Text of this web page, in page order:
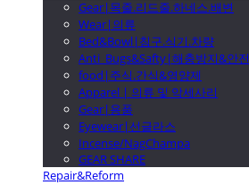
Gear|목줄.리드줄.하네스.배변
Wear|의류
Bed&Bowl|침구.식기.차량
Anti_Bugs&Safty|해충방지&안전
food|주식.간식&영양제
Apparel | 의류 및 악세사리
Gear|용품
Eyewear|선글라스
Incense/NagChampa
GEAR SHARE
Repair&Reform